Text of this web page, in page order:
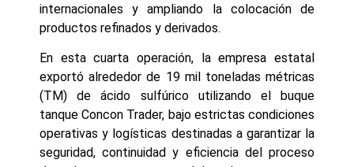
internacionales y ampliando la colocación de
productos refinados y derivados.
En esta cuarta operación, la empresa estatal
exportó alrededor de 19 mil toneladas métricas
(TM) de ácido sulfúrico utilizando el buque
tanque Concon Trader, bajo estrictas condiciones
operativas y logísticas destinadas a garantizar la
seguridad, continuidad y eficiencia del proceso